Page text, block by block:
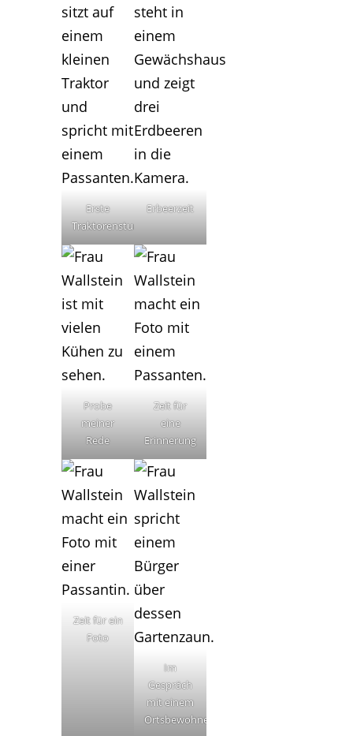
Erste
Traktorenstunde
Erbeerzeit
Probe
meiner
Rede
Zeit für
eine
Erinnerung
Zeit für ein
Foto
Im
Gespräch
mit einem
Ortsbewohner